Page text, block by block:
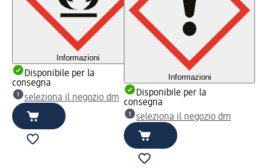
Informazioni
Disponibile per la
consegna
seleziona il negozio dm
Informazioni
Disponibile per la
consegna
seleziona il negozio dm